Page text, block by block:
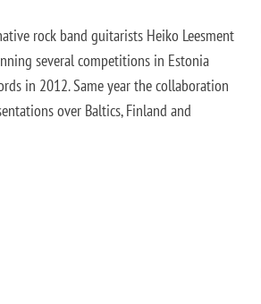
rock band guitarists Heiko Leesment
several competitions in Estonia
in 2012. Same year the collaboration
over Baltics, Finland and